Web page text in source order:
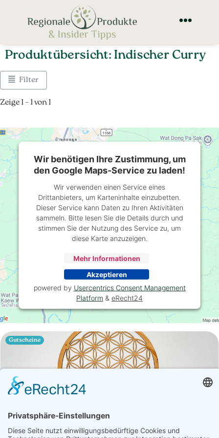
Produktübersicht: Indischer Curry
Filter
Zeige 1 – 1 von 1
Gutscheine
Wir benötigen Ihre Zustimmung, um
den Google Maps-Service zu laden!
Wir verwenden einen Service eines
Drittanbieters, um Karteninhalte einzubetten.
Dieser Service kann Daten zu Ihren Aktivitäten
sammeln. Bitte lesen Sie die Details durch und
stimmen Sie der Nutzung des Service zu, um
diese Karte anzuzeigen.
Mehr Informationen
Akzeptieren
powered by Usercentrics Consent Management
Platform & eRecht24